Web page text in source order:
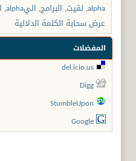
alpha
, لقيت, البرامج, اليalpha ,
عرض سحابة الكلمة الدلالية
المفضلات
del.icio.us
Digg
StumbleUpon
Google